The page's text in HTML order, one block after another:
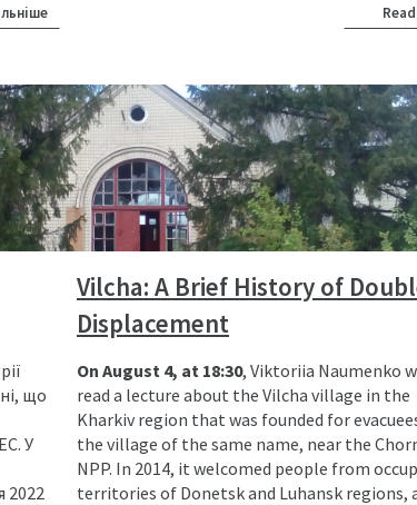
що
У
2022
Vilcha: A Brief History of
Displacement
On August 4, at 18:30, Viktoriia Naumenko
read a lecture about the Vilcha village in the
Kharkiv region that was founded for
the village of the same name, near the
NPP. In 2014, it welcomed people from
territories of Donetsk and Luhansk regions,